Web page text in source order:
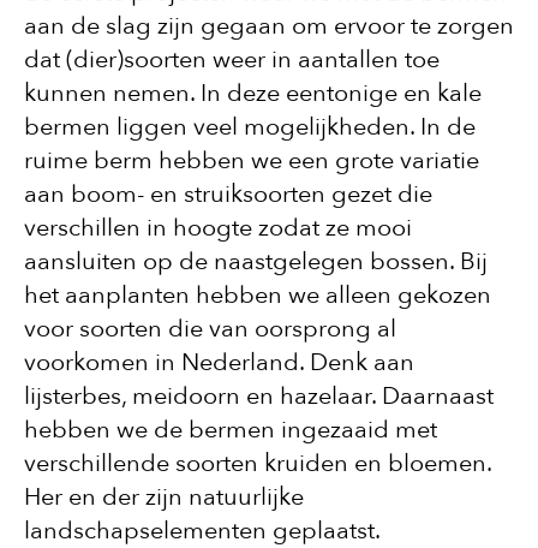
aan de slag zijn gegaan om ervoor te zorgen
dat (dier)soorten weer in aantallen toe
kunnen nemen. In deze eentonige en kale
bermen liggen veel mogelijkheden. In de
ruime berm hebben we een grote variatie
aan boom- en struiksoorten gezet die
verschillen in hoogte zodat ze mooi
aansluiten op de naastgelegen bossen. Bij
het aanplanten hebben we alleen gekozen
voor soorten die van oorsprong al
voorkomen in Nederland. Denk aan
lijsterbes, meidoorn en hazelaar. Daarnaast
hebben we de bermen ingezaaid met
verschillende soorten kruiden en bloemen.
Her en der zijn natuurlijke
landschapselementen geplaatst.